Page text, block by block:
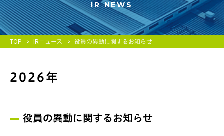
IR NEWS
TOP IRニュース 役員の異動に関するお知らせ
2026年
役員の異動に関するお知らせ